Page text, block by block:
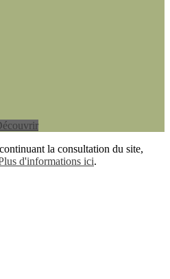
la consultation du site,
d'informations ici.